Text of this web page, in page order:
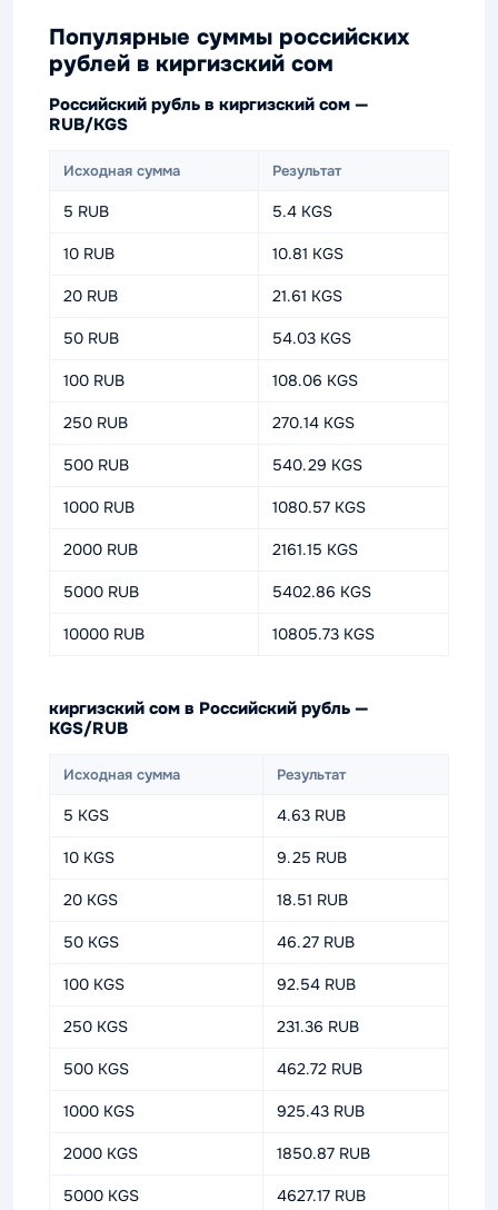
Популярные суммы российских
рублей в киргизский сом
Российский рубль в киргизский сом —
RUB/KGS
Исходная сумма Результат
5 RUB 5.4 KGS
10 RUB 10.81 KGS
20 RUB 21.61 KGS
50 RUB 54.03 KGS
100 RUB 108.06 KGS
250 RUB 270.14 KGS
500 RUB 540.29 KGS
1000 RUB 1080.57 KGS
2000 RUB 2161.15 KGS
5000 RUB 5402.86 KGS
10000 RUB 10805.73 KGS
киргизский сом в Российский рубль —
KGS/RUB
Исходная сумма Результат
5 KGS 4.63 RUB
10 KGS 9.25 RUB
20 KGS 18.51 RUB
50 KGS 46.27 RUB
100 KGS 92.54 RUB
250 KGS 231.36 RUB
500 KGS 462.72 RUB
1000 KGS 925.43 RUB
2000 KGS 1850.87 RUB
5000 KGS 4627.17 RUB